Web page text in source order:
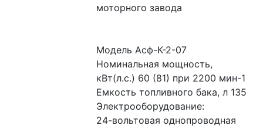
моторного завода
Модель Асф-К-2-07
Номинальная мощность,
кВт(л.с.) 60 (81) при 2200 мин-1
Емкость топливного бака, л 135
Электрооборудование:
24-вольтовая однопроводная